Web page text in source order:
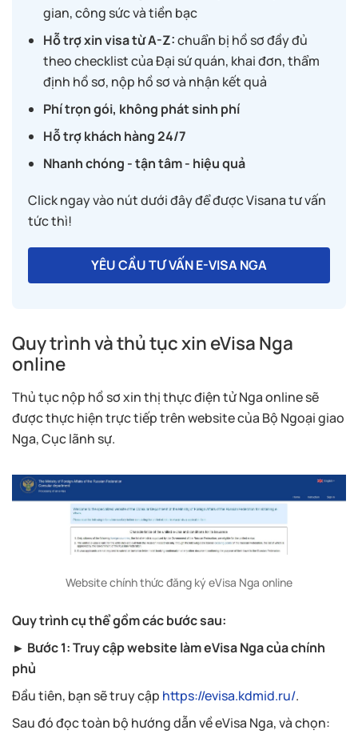
gian, công sức và tiền bạc
Hỗ trợ xin visa từ A-Z:chuẩn bị hồ sơ đầy đủ
theo checklist của Đại sứ quán, khai đơn, thẩm
định hồ sơ, nộp hồ sơ và nhận kết quả
Phí trọn gói, không phát sinh phí
Hỗ trợ khách hàng 24/7
Nhanh chóng - tận tâm - hiệu quả
Click ngay vào nút dưới đây để được Visana tư vấn
tức thì!
YÊU CẦU TƯ VẤN E-VISA NGA
Quy trình và thủ tục xin eVisa Nga
online
Thủ tục nộp hồ sơ xin thị thực điện tử Nga online sẽ
được thực hiện trực tiếp trên website của Bộ Ngoại giao
Nga, Cục lãnh sự.
Website chính thức đăng ký eVisa Nga online
Quy trình cụ thể gồm các bước sau:
► Bước 1: Truy cập website làm eVisa Nga của chính
phủ
Đầu tiên, bạn sẽ truy cập https://evisa.kdmid.ru/.
Sau đó đọc toàn bộ hướng dẫn về eVisa Nga, và chọn: